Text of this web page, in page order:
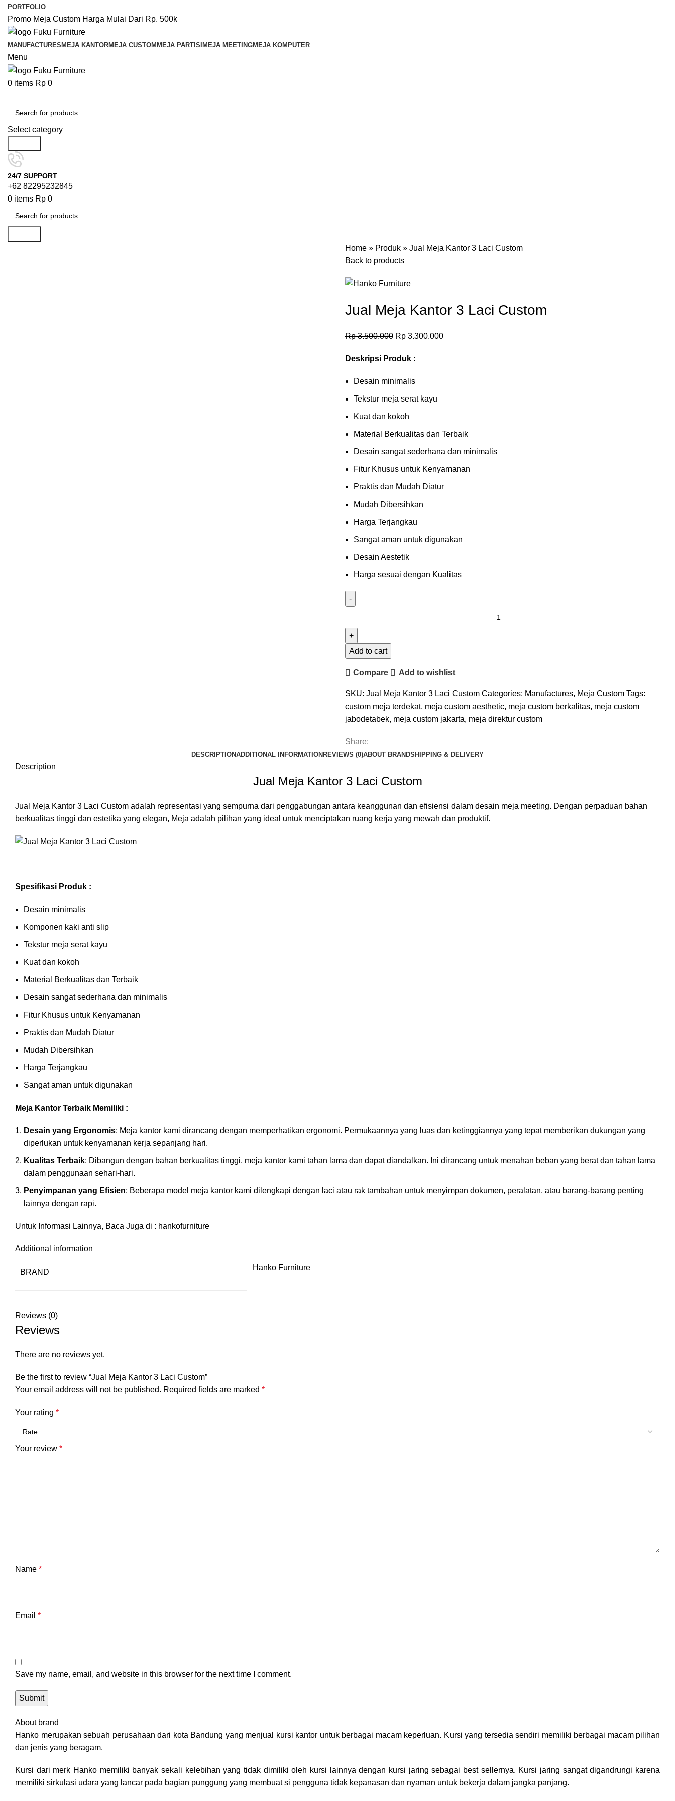
PORTFOLIO
Promo Meja Custom Harga Mulai Dari Rp. 500k
MANUFACTURES MEJA KANTORMEJA CUSTOM MEJA PARTISI MEJA MEETINGMEJA KOMPUTER
Menu
0 items Rp 0
Select category
24/7 SUPPORT
+62 82295232845
0 items Rp 0
Home » Produk » Jual Meja Kantor 3 Laci Custom
Back to products
Jual Meja Kantor 3 Laci Custom
Rp3.500.000 Rp 3.300.000
Deskripsi Produk :
Desain minimalis
Tekstur meja serat kayu
Kuat dan kokoh
Material Berkualitas dan Terbaik
Desain sangat sederhana dan minimalis
Fitur Khusus untuk Kenyamanan
Praktis dan Mudah Diatur
Mudah Dibersihkan
Harga Terjangkau
Sangat aman untuk digunakan
Desain Aestetik
Harga sesuai dengan Kualitas
Add to cart
Compare Add to wishlist
SKU: Jual Meja Kantor 3 Laci Custom Categories: Manufactures, Meja Custom Tags:
custom meja terdekat, meja custom aesthetic, meja custom berkalitas, meja custom
jabodetabek, meja custom jakarta, meja direktur custom
Share:
DESCRIPTIONADDITIONAL INFORMATION REVIEWS (0)ABOUT BRANDSHIPPING & DELIVERY
Description
Jual Meja Kantor 3 Laci Custom
Jual Meja Kantor 3 Laci Custom adalah representasi yang sempurna dari penggabungan antara keanggunan dan efisiensi dalam desain meja meeting. Dengan perpaduan bahan
berkualitas tinggi dan estetika yang elegan, Meja adalah pilihan yang ideal untuk menciptakan ruang kerja yang mewah dan produktif.
Spesifikasi Produk :
Desain minimalis
Komponen kaki anti slip
Tekstur meja serat kayu
Kuat dan kokoh
Material Berkualitas dan Terbaik
Desain sangat sederhana dan minimalis
Fitur Khusus untuk Kenyamanan
Praktis dan Mudah Diatur
Mudah Dibersihkan
Harga Terjangkau
Sangat aman untuk digunakan
Meja Kantor Terbaik Memiliki :
Desain yang Ergonomis: Meja kantor kami dirancang dengan memperhatikan ergonomi. Permukaannya yang luas dan ketinggiannya yang tepat memberikan dukungan yang
diperlukan untuk kenyamanan kerja sepanjang hari.
Kualitas Terbaik: Dibangun dengan bahan berkualitas tinggi, meja kantor kami tahan lama dan dapat diandalkan. Ini dirancang untuk menahan beban yang berat dan tahan lama
dalam penggunaan sehari-hari.
Penyimpanan yang Efisien: Beberapa model meja kantor kami dilengkapi dengan laci atau rak tambahan untuk menyimpan dokumen, peralatan, atau barang-barang penting
lainnya dengan rapi.
Untuk Informasi Lainnya, Baca Juga di : hankofurniture
Additional information
BRAND
Hanko Furniture
Reviews (0)
Reviews
There are no reviews yet.
Be the first to review “Jual Meja Kantor 3 Laci Custom”
Your email address will not be published. Required fields are marked *
Your rating *
Your review *
Name *
Email *
Save my name, email, and website in this browser for the next time I comment.
About brand
Hanko merupakan sebuah perusahaan dari kota Bandung yang menjual kursi kantor untuk berbagai macam keperluan. Kursi yang tersedia sendiri memiliki berbagai macam pilihan
dan jenis yang beragam.
Kursi dari merk Hanko memiliki banyak sekali kelebihan yang tidak dimiliki oleh kursi lainnya dengan kursi jaring sebagai best sellernya. Kursi jaring sangat digandrungi karena
memiliki sirkulasi udara yang lancar pada bagian punggung yang membuat si pengguna tidak kepanasan dan nyaman untuk bekerja dalam jangka panjang.